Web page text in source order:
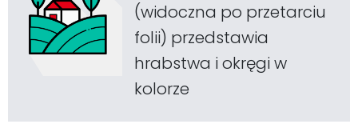
(widoczna po przetarciu
folii) przedstawia
hrabstwa i okręgi w
kolorze